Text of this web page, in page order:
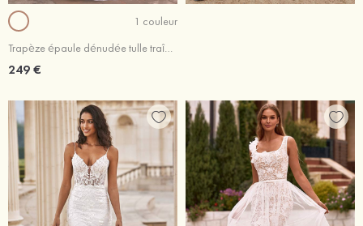
1 couleur
Trapèze épaule dénudée tulle traîne courte robe de mariée avec dentelle fleurs
249 €